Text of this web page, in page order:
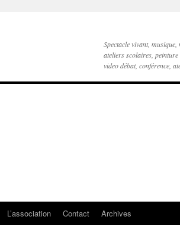
Spectacle vivant, musique,
ateliers scolaires,
video débat, conférence,
L’association Contact Archives